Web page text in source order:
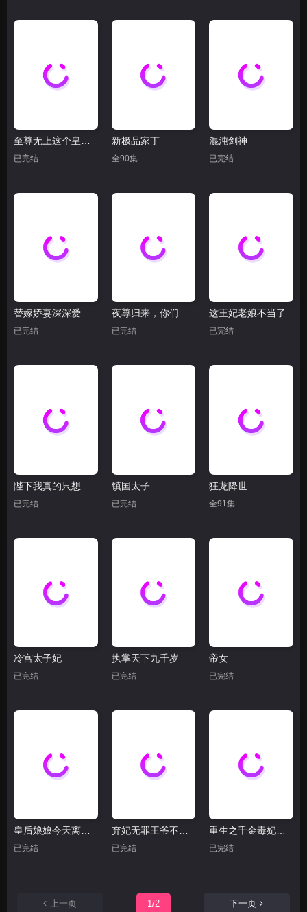
已完结
新极品家丁
全90集
混沌剑神
已完结
替嫁娇妻深深爱
已完结 已完结
这王妃老娘不当了
已完结
已完结
镇国太子
已完结
狂龙降世
全91集
冷宫太子妃
已完结
执掌天下九千岁
已完结
帝女
已完结
皇后娘娘今天离婚了吗
已完结
弃妃无罪王爷不要虐
已完结
重生之千金毒妃美人谋兮
已完结
上一页 1/2 下一页